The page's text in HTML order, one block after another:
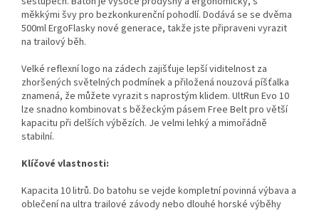
měkkými švy pro bezkonkurenční pohodlí. Dodává se se dvěma
500ml ErgoFlasky nové generace, takže jste připraveni vyrazit
na trailový běh.
Velké reflexní logo na zádech zajišťuje lepší viditelnost za
zhoršených světelných podmínek a přiložená nouzová píšťalka
znamená, že můžete vyrazit s naprostým klidem. UltRun Evo 10
lze snadno kombinovat s běžeckým pásem Free Belt pro větší
kapacitu při delších výbězích. Je velmi lehký a mimořádně
stabilní.
Klíčové vlastnosti:
Kapacita 10 litrů. Do batohu se vejde kompletní povinná výbava a
oblečení na ultra trailové závody nebo dlouhé horské výběhy